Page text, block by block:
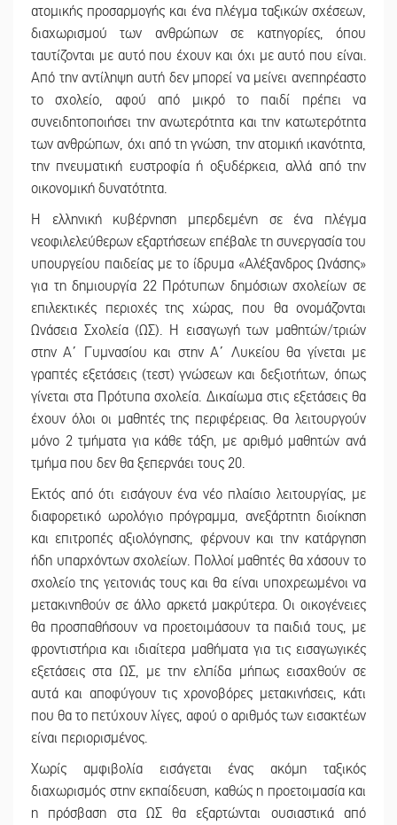
ατομικής προσαρμογής και ένα πλέγμα ταξικών σχέσεων,
διαχωρισμού των ανθρώπων σε κατηγορίες, όπου
ταυτίζονται με αυτό που έχουν και όχι με αυτό που είναι.
Από την αντίληψη αυτή δεν μπορεί να μείνει ανεπηρέαστο
το σχολείο, αφού από μικρό το παιδί πρέπει να
συνειδητοποιήσει την ανωτερότητα και την κατωτερότητα
των ανθρώπων, όχι από τη γνώση, την ατομική ικανότητα,
την πνευματική ευστροφία ή οξυδέρκεια, αλλά από την
οικονομική δυνατότητα.
Η ελληνική κυβέρνηση μπερδεμένη σε ένα πλέγμα
νεοφιλελεύθερων εξαρτήσεων επέβαλε τη συνεργασία του
υπουργείου παιδείας με το ίδρυμα «Αλέξανδρος Ωνάσης»
για τη δημιουργία 22 Πρότυπων δημόσιων σχολείων σε
επιλεκτικές περιοχές της χώρας, που θα ονομάζονται
Ωνάσεια Σχολεία (ΩΣ). Η εισαγωγή των μαθητών/τριών
στην Α΄ Γυμνασίου και στην Α΄ Λυκείου θα γίνεται με
γραπτές εξετάσεις (τεστ) γνώσεων και δεξιοτήτων, όπως
γίνεται στα Πρότυπα σχολεία. Δικαίωμα στις εξετάσεις θα
έχουν όλοι οι μαθητές της περιφέρειας. Θα λειτουργούν
μόνο 2 τμήματα για κάθε τάξη, με αριθμό μαθητών ανά
τμήμα που δεν θα ξεπερνάει τους 20.
Εκτός από ότι εισάγουν ένα νέο πλαίσιο λειτουργίας, με
διαφορετικό ωρολόγιο πρόγραμμα, ανεξάρτητη διοίκηση
και επιτροπές αξιολόγησης, φέρνουν και την κατάργηση
ήδη υπαρχόντων σχολείων. Πολλοί μαθητές θα χάσουν το
σχολείο της γειτονιάς τους και θα είναι υποχρεωμένοι να
μετακινηθούν σε άλλο αρκετά μακρύτερα. Οι οικογένειες
θα προσπαθήσουν να προετοιμάσουν τα παιδιά τους, με
φροντιστήρια και ιδιαίτερα μαθήματα για τις εισαγωγικές
εξετάσεις στα ΩΣ, με την ελπίδα μήπως εισαχθούν σε
αυτά και αποφύγουν τις χρονοβόρες μετακινήσεις, κάτι
που θα το πετύχουν λίγες, αφού ο αριθμός των εισακτέων
είναι περιορισμένος.
Χωρίς αμφιβολία εισάγεται ένας ακόμη ταξικός
διαχωρισμός στην εκπαίδευση, καθώς η προετοιμασία και
η πρόσβαση στα ΩΣ θα εξαρτώνται ουσιαστικά από